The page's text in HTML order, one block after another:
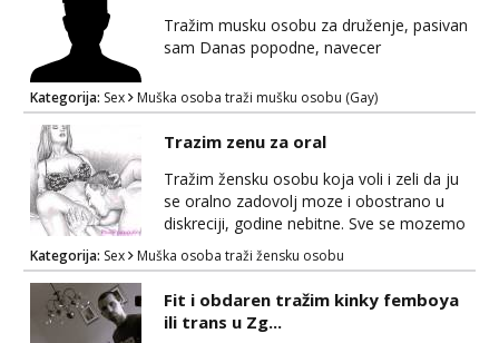
Tražim musku osobu za druženje, pasivan
sam Danas popodne, navecer
Kategorija: Sex Muška osoba traži mušku osobu (Gay)
Trazim zenu za oral
Tražim žensku osobu koja voli i zeli da ju
se oralno zadovolj moze i obostrano u
diskreciji, godine nebitne. Sve se mozemo
dogovorti Zagreb i okolica. Whatsap, Viber
0958068368
Kategorija: Sex Muška osoba traži žensku osobu
Fit i obdaren tražim kinky femboya
ili trans u Zg...